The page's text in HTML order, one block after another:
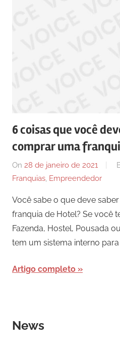
6 coisas que você
comprar uma
On 28 de janeiro de 2021
Franquias, Empreendedor
Você sabe o que deve
franquia de Hotel? Se você
Fazenda, Hostel, Pousada
tem um sistema interno
Artigo completo
News